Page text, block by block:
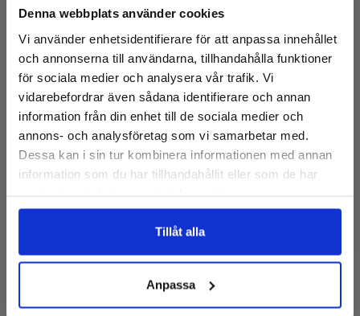
Denna webbplats använder cookies
Vi använder enhetsidentifierare för att anpassa innehållet
och annonserna till användarna, tillhandahålla funktioner
för sociala medier och analysera vår trafik. Vi
vidarebefordrar även sådana identifierare och annan
information från din enhet till de sociala medier och
annons- och analysföretag som vi samarbetar med.
Dessa kan i sin tur kombinera informationen med annan
information som du har tillhandahållit eller som de har
Tillåt alla
Anpassa
Beskrivning
Kompakt och användarvänlig hängvåg. Finns i kapaciteter 60 &
150 Kg. Tara och hold funktion. Auto off funktion för att spara
batterier. 2 x litium batterier ingår. 14 mm vidvinkel LCD display.
Kapacitet
Kapacitet
150kg x 100g
lager:
Kvantitet:
Få 10% rabatt på första köpet
och tillgång till de senaste nyheterna
E-
post:
Nej, tack